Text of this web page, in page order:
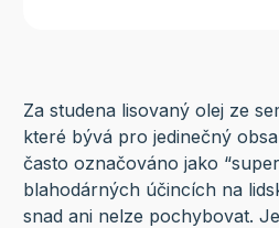
Za studena lisovaný olej ze
které bývá pro jedinečný
často označováno jako
blahodárných účincích na
snad ani nelze pochybovat.